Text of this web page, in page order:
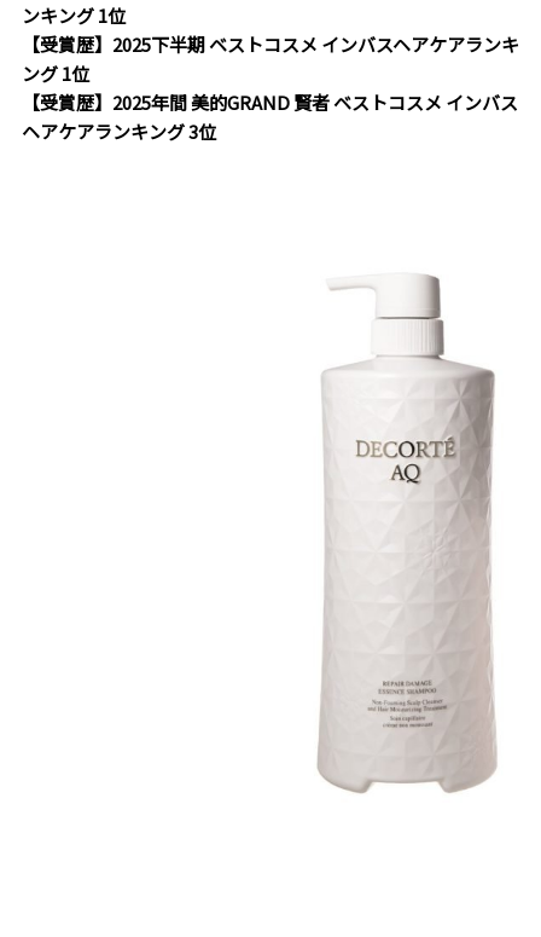
ンキング 1位
【受賞歴】2025下半期 ベストコスメ インバスヘアケアランキ
ング 1位
【受賞歴】2025年間 美的GRAND 賢者 ベストコスメ インバス
ヘアケアランキング 3位